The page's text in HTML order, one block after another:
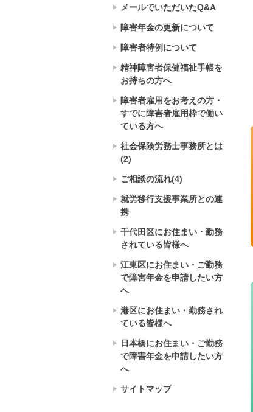
メールでいただいたQ&A
障害年金の更新について
障害者特例について
精神障害者保健福祉手帳を
お持ちの方へ
障害者雇用をお考えの方・
すでに障害者雇用枠で働い
ている方へ
社会保険労務士事務所とは
(2)
ご相談の流れ(4)
就労移行支援事業所との連
携
千代田区にお住まい・勤務
されている皆様へ
江東区にお住まい・ご勤務
で障害年金を申請したい方
へ
港区にお住まい・勤務され
ている皆様へ
日本橋にお住まい・ご勤務
で障害年金を申請したい方
へ
サイトマップ